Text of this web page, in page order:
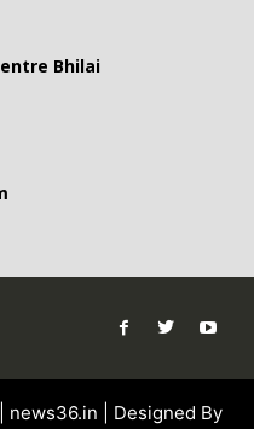
Bhilai
| Designed By